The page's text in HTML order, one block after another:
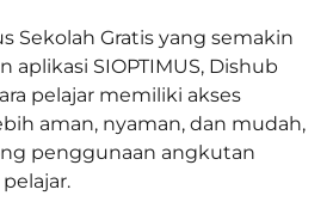
Sekolah Gratis yang semakin
aplikasi SIOPTIMUS, Dishub
pelajar memiliki akses
aman, nyaman, dan mudah,
penggunaan angkutan